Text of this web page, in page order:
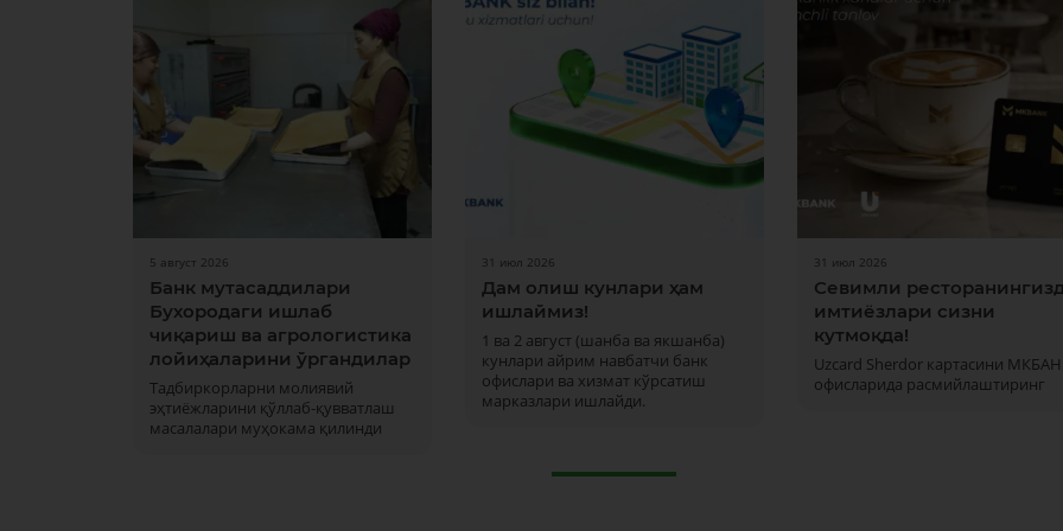
5 август 2026
Банк мутасаддилари
Бухородаги ишлаб
чиқариш ва агрологистика
лойиҳаларини ўргандилар
Тадбиркорларни молиявий
эҳтиёжларини қўллаб-қувватлаш
масалалари муҳокама қилинди
31 июл 2026
Дам олиш кунлари ҳам
ишлаймиз!
1 ва 2 август (шанба ва якшанба)
кунлари айрим навбатчи банк
офислари ва хизмат кўрсатиш
марказлари ишлайди.
31 июл 2026
Севимли
имтиёзлари сизни
кутмоқда!
Uzcard Sherdor картасини
офисларида расмийлаштиринг